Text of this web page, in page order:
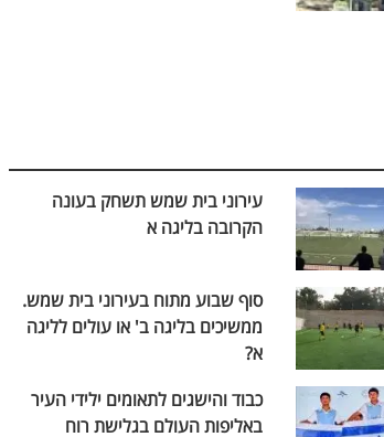
עירוני בית שמש תשחק בעונה
הקרובה בליגה א
סוף שבוע מתוח בעירוני בית שמש.
ממשיכים בליגה ב' או עולים לליגה
א?
כבוד והישגים לתאומים ילידי העיר
באליפות העולם בגלישת רוח